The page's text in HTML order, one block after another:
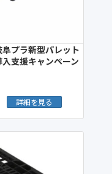
プラ新型パレット
支援キャンペーン
詳細を見る